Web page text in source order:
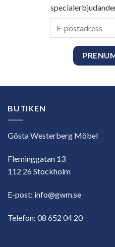
BUTIKEN
Gösta Westerberg Möbel
Fleminggatan 13
112 26 Stockholm
E-post: info@gwm.se
Telefon: 08 652 04 20